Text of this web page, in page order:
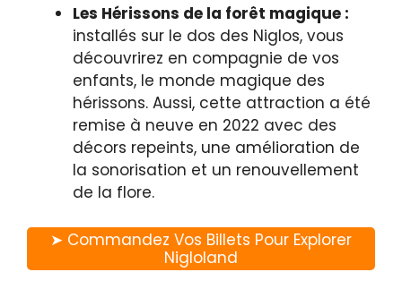
Les Hérissons de la forêt magique :
installés sur le dos des Niglos, vous
découvrirez en compagnie de vos
enfants, le monde magique des
hérissons. Aussi, cette attraction a été
remise à neuve en 2022 avec des
décors repeints, une amélioration de
la sonorisation et un renouvellement
de la flore.
➤ Commandez Vos Billets Pour Explorer
Nigloland